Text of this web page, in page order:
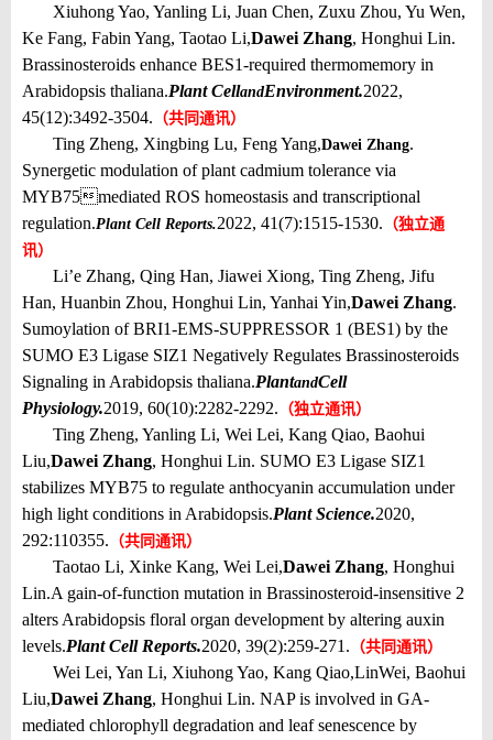
Xiuhong Yao, Yanling Li, Juan Chen, Zuxu Zhou, Yu Wen,
Ke Fang, Fabin Yang, Taotao Li,Dawei Zhang, Honghui Lin.
Brassinosteroids enhance BES1-required thermomemory in
Arabidopsis thaliana.Plant CellandEnvironment.2022,
45(12):3492-3504. （共同通讯）
Ting Zheng, Xingbing Lu, Feng Yang,Dawei Zhang.
Synergetic modulation of plant cadmium tolerance via
MYB75mediated ROS homeostasis and transcriptional
regulation.Plant Cell Reports.2022, 41(7):1515-1530. （独立通
讯）
Li’e Zhang, Qing Han, Jiawei Xiong, Ting Zheng, Jifu
Han, Huanbin Zhou, Honghui Lin, Yanhai Yin,Dawei Zhang.
Sumoylation of BRI1-EMS-SUPPRESSOR 1 (BES1) by the
SUMO E3 Ligase SIZ1 Negatively Regulates Brassinosteroids
Signaling in Arabidopsis thaliana.PlantandCell
Physiology.2019, 60(10):2282-2292. （独立通讯）
Ting Zheng, Yanling Li, Wei Lei, Kang Qiao, Baohui
Liu,Dawei Zhang, Honghui Lin. SUMO E3 Ligase SIZ1
stabilizes MYB75 to regulate anthocyanin accumulation under
high light conditions in Arabidopsis.Plant Science.2020,
292:110355. （共同通讯）
Taotao Li, Xinke Kang, Wei Lei,Dawei Zhang, Honghui
Lin.A gain-of-function mutation in Brassinosteroid-insensitive 2
alters Arabidopsis floral organ development by altering auxin
levels.Plant Cell Reports.2020, 39(2):259-271. （共同通讯）
Wei Lei, Yan Li, Xiuhong Yao, Kang Qiao,LinWei, Baohui
Liu,Dawei Zhang, Honghui Lin. NAP is involved in GA-
mediated chlorophyll degradation and leaf senescence by